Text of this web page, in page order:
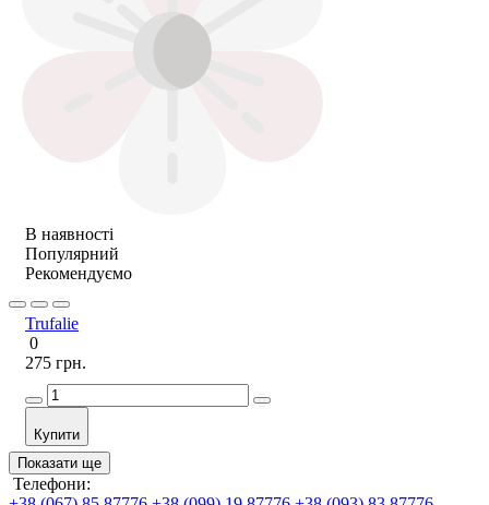
В наявності
Популярний
Рекомендуємо
Trufalie
0
275 грн.
Купити
Показати ще
Телефони: